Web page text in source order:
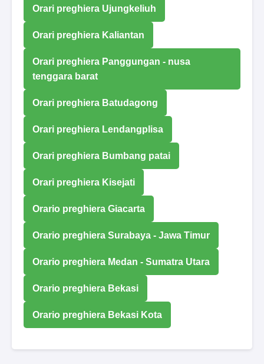
Orari preghiera Ujungkeliuh
Orari preghiera Kaliantan
Orari preghiera Panggungan - nusa
tenggara barat
Orari preghiera Batudagong
Orari preghiera Lendangplisa
Orari preghiera Bumbang patai
Orari preghiera Kisejati
Orario preghiera Giacarta
Orario preghiera Surabaya - Jawa Timur
Orario preghiera Medan - Sumatra Utara
Orario preghiera Bekasi
Orario preghiera Bekasi Kota